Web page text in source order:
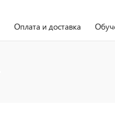
Оплата и доставка